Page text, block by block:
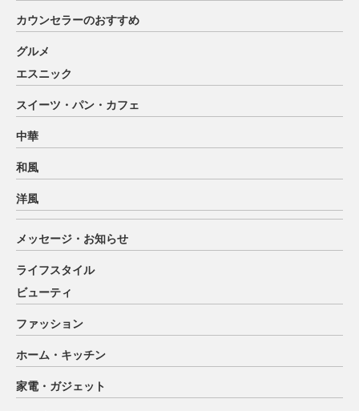
カウンセラーのおすすめ
グルメ
エスニック
スイーツ・パン・カフェ
中華
和風
洋風
メッセージ・お知らせ
ライフスタイル
ビューティ
ファッション
ホーム・キッチン
家電・ガジェット